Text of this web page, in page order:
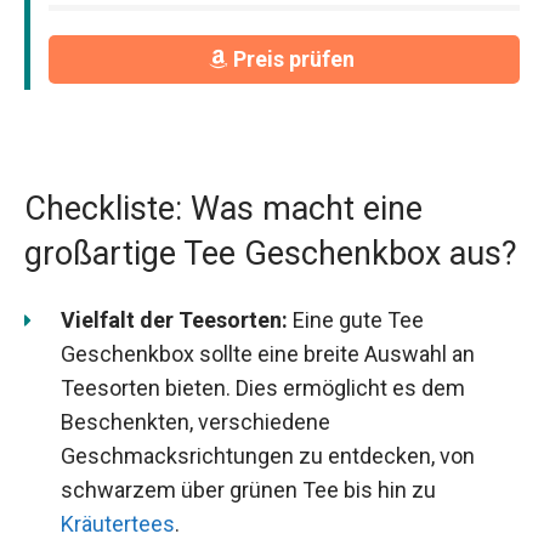
Preis prüfen
Checkliste: Was macht eine
großartige Tee Geschenkbox aus?
Vielfalt der Teesorten: Eine gute Tee
Geschenkbox sollte eine breite Auswahl an
Teesorten bieten. Dies ermöglicht es dem
Beschenkten, verschiedene
Geschmacksrichtungen zu entdecken, von
schwarzem über grünen Tee bis hin zu
Kräutertees.